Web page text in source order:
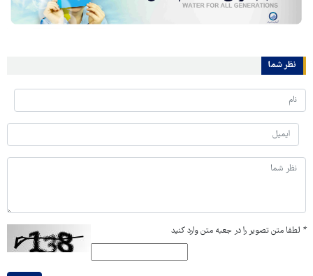
نظر شما
* لطفا متن تصویر را در جعبه متن وارد کنید